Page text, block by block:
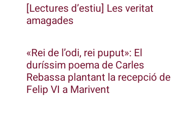
[Lectures d’estiu] Les veritat
amagades
«Rei de l’odi, rei puput»: El
duríssim poema de Carles
Rebassa plantant la recepció de
Felip VI a Marivent